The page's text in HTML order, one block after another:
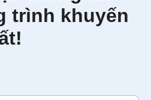
trình khuyến